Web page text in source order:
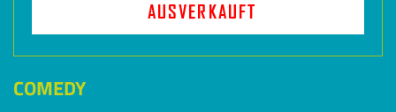
AUSVERKAUFT
COMEDY